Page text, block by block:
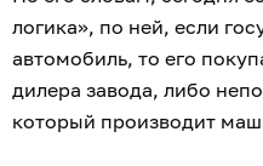
логика», по ней, если
автомобиль, то его
дилера завода, либо
который производит